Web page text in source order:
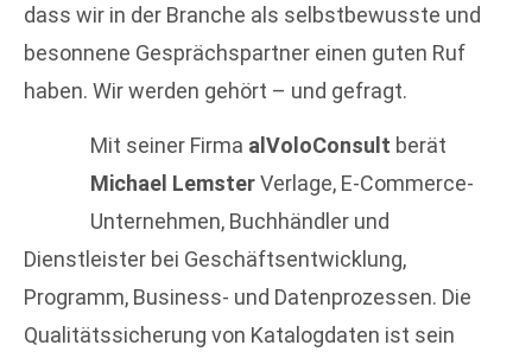
dass wir in der Branche als selbstbewusste und
besonnene Gesprächspartner einen guten Ruf
haben. Wir werden gehört – und gefragt.
Mit seiner Firma alVoloConsult berät
Michael LemsterVerlage, E-Commerce-
Unternehmen, Buchhändler und
Dienstleister bei Geschäftsentwicklung,
Programm, Business- und Datenprozessen. Die
Qualitätssicherung von Katalogdaten ist sein